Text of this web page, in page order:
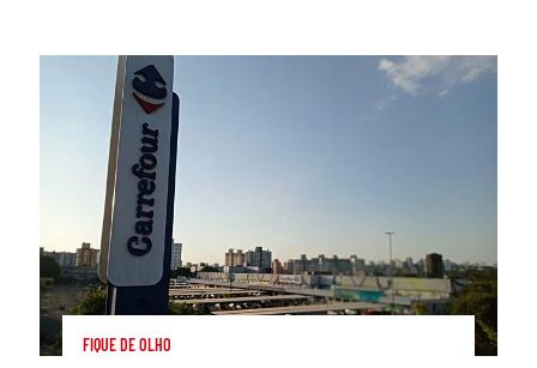
FIQUE DE OLHO